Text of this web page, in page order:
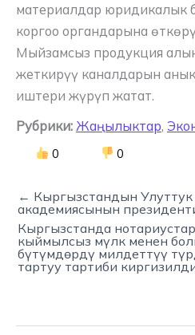
материалдар юридикалык
коргоо органдарына
Мыйзамсыз продукция
жеткирүү каналдарын
иштери жүрүп жатат.
Рубрики: Жаңылыктар,
0 0
← Кыргызстандын
академиясынын
Кыргызстанда
кыймылсыз мүлк менен
бүтүмдөрдү милдеттүү
тартуу тартиби